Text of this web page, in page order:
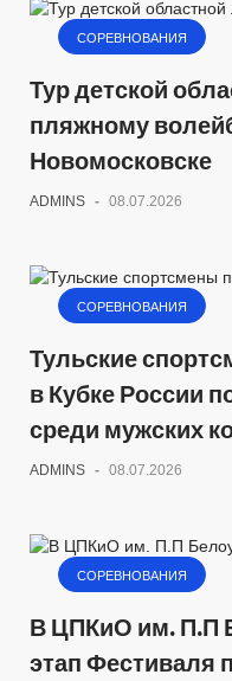
СОРЕВНОВАНИЯ
Тур детской
пляжному
Новомосковске
ADMINS - 08.07.2026
СОРЕВНОВАНИЯ
Тульские
в Кубке России
среди мужских
ADMINS - 08.07.2026
СОРЕВНОВАНИЯ
В ЦПКиО им. П.П
этап Фестиваля